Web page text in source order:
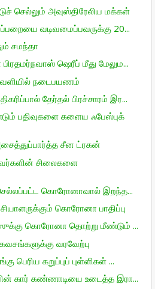
செல்லும் அவுஸ்திரேலிய மக்கள்
வடிவமைப்பவருக்கு 20...
சமந்தா
ஷெரீப் மீது மேலும...
நடைபயணம்
தேர்தல் பிரச்சாரம் இர...
பதிவுகளை களைய ஃபேஸ்புக்
சீன ட்ரகன்
சிலைகளை
செல்லப்பட்ட கொரோனாவால் இறந்த...
கொரோனா பாதிப்பு
கொரோனா தொற்று மீண்டும் ...
வரவேற்பு
பெரிய கறுப்புப் புள்ளிகள் ...
கார் கண்ணாடியை உடைத்த இரா...